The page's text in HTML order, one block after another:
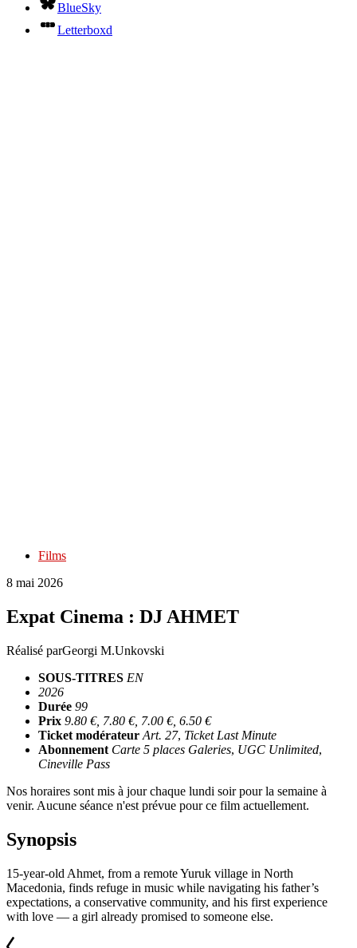
BlueSky
Letterboxd
Films
8 mai 2026
Expat Cinema : DJ AHMET
Réalisé parGeorgi M.Unkovski
SOUS-TITRES EN
2026
Durée 99
Prix 9.80 €, 7.80 €, 7.00 €, 6.50 €
Ticket modérateur Art. 27, Ticket Last Minute
Abonnement Carte 5 places Galeries, UGC Unlimited,
Cineville Pass
Nos horaires sont mis à jour chaque lundi soir pour la semaine à
venir. Aucune séance n'est prévue pour ce film actuellement.
Synopsis
15-year-old Ahmet, from a remote Yuruk village in North
Macedonia, finds refuge in music while navigating his father’s
expectations, a conservative community, and his first experience
with love — a girl already promised to someone else.